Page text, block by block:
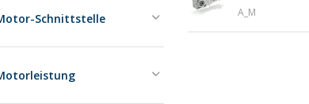
Schnittstelle A_M